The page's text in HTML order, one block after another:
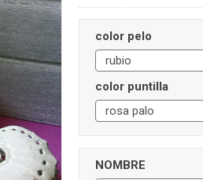
color pelo
color puntilla
NOMBRE